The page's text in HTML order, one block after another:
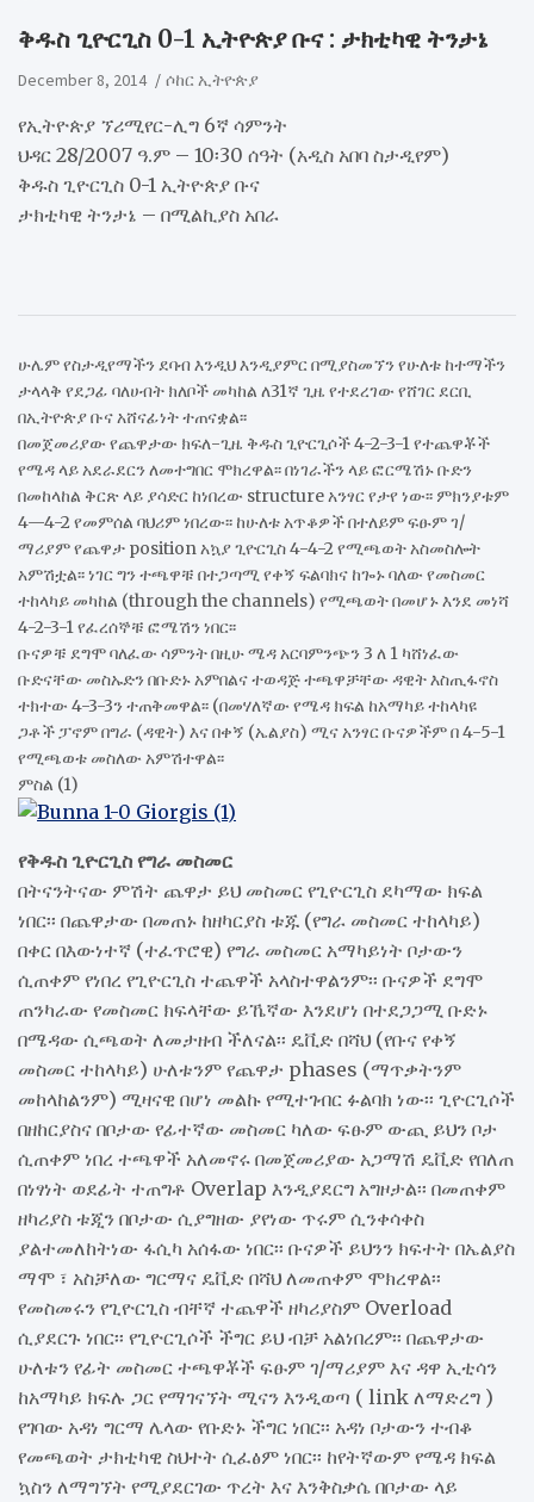
ቅዱስ ጊዮርጊስ 0-1 ኢትዮጵያ ቡና : ታክቲካዊ ትንታኔ
December 8, 2014 ሶከር ኢትዮጵያ
የኢትዮጵያ ኘሪሚየር-ሊግ 6ኛ ሳምንት
ህዳር 28/2007 ዓ.ም – 10፡30 ሰዓት (አዲስ አበባ ስታዲየም)
ቅዱስ ጊዮርጊስ 0-1 ኢትዮጵያ ቡና
ታክቲካዊ ትንታኔ – በሚልኪያስ አበራ
ሁሌም የስታዲየማችን ደባብ እንዲህ እንዲያምር በሚያስመኘን የሁለቱ ከተማችን
ታላላቅ የደጋፊ ባለሀብት ክለቦች መካከል ለ31ኛ ጊዜ የተደረገው የሸገር ደርቢ
በኢትዮጵያ ቡና አሸናፊነት ተጠናቋል፡፡
በመጀመሪያው የጨዋታው ክፍለ-ጊዜ ቅዱስ ጊዮርጊሶች 4-2-3-1 የተጨዋቾች
የሜዳ ላይ አደራደርን ለመተግበር ሞክረዋል፡፡ በነገራችን ላይ ፎርሜሽኑ ቡድን
በመከላከል ቅርጽ ላይ ያሳድር ከነበረው structure አንፃር የታየ ነው፡፡ ምክንያቱም
4—4-2 የመምሰል ባህሪም ነበረው፡፡ ከሁለቱ አጥቆዎች በተለይም ፍፁም ገ/
ማሪያም የጨዋታ position አኳያ ጊዮርጊስ 4-4-2 የሚጫወት አስመስሎት
አምሽቷል፡፡ ነገር ግን ተጫዋቹ በተጋጣሚ የቀኝ ፍልባክና ከጐኑ ባለው የመስመር
ተከላካይ መካከል (through the channels) የሚጫወት በመሆኑ እንደ መነሻ
4-2-3-1 የፈረሰኞቹ ፎሜሽን ነበር፡፡
ቡናዎቹ ደግሞ ባለፈው ሳምንት በዚሁ ሜዳ አርባምንጭን 3 ለ 1 ካሸነፈው
ቡድናቸው መስኡድን በቡድኑ አምበልና ተወዳጅ ተጫዋቻቸው ዳዊት እስጢፋኖስ
ተክተው 4-3-3ን ተጠቅመዋል፡፡ (በመሃለኛው የሜዳ ክፍል ከአማካይ ተከላካዩ
ጋቶች ፓኖም በግራ (ዳዊት) እና በቀኝ (ኤልያስ) ሚና አንፃር ቡናዎችም በ 4-5-1
የሚጫወቱ መስለው አምሽተዋል፡፡
ምስል (1)
የቅዱስ ጊዮርጊስ የግራ መስመር
በትናንትናው ምሽት ጨዋታ ይህ መስመር የጊዮርጊስ ደካማው ክፍል
ነበር፡፡ በጨዋታው በመጠኑ ከዘካርያስ ቱጁ (የግራ መስመር ተከላካይ)
በቀር በእውነተኛ (ተፈጥሮዊ) የግራ መስመር አማካይነት ቦታውን
ሲጠቀም የነበረ የጊዮርጊስ ተጨዋች አላስተዋልንም፡፡ ቡናዎች ደግሞ
ጠንካራው የመስመር ክፍላቸው ይኼኛው እንደሆነ በተደጋጋሚ ቡድኑ
በሜዳው ሲጫወት ለመታዘብ ችለናል፡፡ ዴቪድ በሻህ (የቡና የቀኝ
መስመር ተከላካይ) ሁለቱንም የጨዋታ phases (ማጥቃትንም
መከላከልንም) ሚዛናዊ በሆነ መልኩ የሚተገብር ፉልባክ ነው፡፡ ጊዮርጊሶች
በዘከርያስና በቦታው የፊተኛው መስመር ካለው ፍፁም ውጪ ይህን ቦታ
ሲጠቀም ነበረ ተጫዋች አለመኖሩ በመጀመሪያው አጋማሽ ዴቪድ የበለጠ
በነፃነት ወደፊት ተጠግቶ Overlap እንዲያደርግ አግዞታል፡፡ በመጠቀም
ዘካሪያስ ቱጂን በቦታው ሲያግዘው ያየነው ጥሩም ሲንቀሳቀስ
ያልተመለከትነው ፋሲካ አሰፋው ነበር፡፡ ቡናዎች ይህንን ክፍተት በኤልያስ
ማሞ ፣ አስቻለው ግርማና ዴቪድ በሻህ ለመጠቀም ሞክረዋል፡፡
የመስመሩን የጊዮርጊስ ብቸኛ ተጨዋች ዘካሪያስም Overload
ሲያደርጉ ነበር፡፡ የጊዮርጊሶች ችግር ይህ ብቻ አልነበረም፡፡ በጨዋታው
ሁለቱን የፊት መስመር ተጫዋቾች ፍፁም ገ/ማሪያም እና ዳዋ ኢቲሳን
ከአማካይ ክፍሉ ጋር የማገናኘት ሚናን እንዲወጣ ( link ለማድረግ )
የገባው አዳነ ግርማ ሌላው የቡድኑ ችግር ነበር፡፡ አዳነ ቦታውን ተብቆ
የመጫወት ታክቲካዊ ስህተት ሲፈፅም ነበር፡፡ ከየትኛውም የሜዳ ክፍል
ኳስን ለማግኘት የሚያደርገው ጥረት እና እንቅስቃሴ በቦታው ላይ